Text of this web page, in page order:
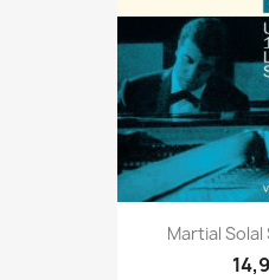
Martial Solal